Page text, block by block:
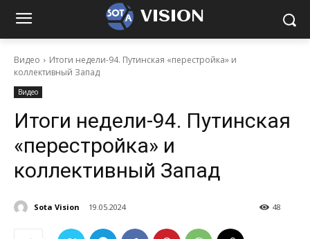
VISION
Видео
Итоги недели-94. Путинская «перестройка» и
коллективный Запад
Видео
Итоги недели-94. Путинская
«перестройка» и
коллективный Запад
Sota Vision 19.05.2024 48